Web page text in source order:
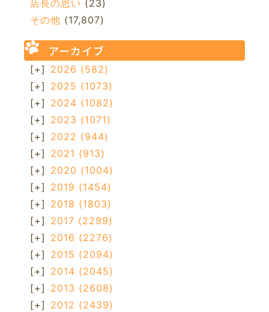
店長の思い (23)
その他 (17,807)
アーカイブ
[+] 2026 (582)
[+] 2025 (1073)
[+] 2024 (1082)
[+] 2023 (1071)
[+] 2022 (944)
[+] 2021 (913)
[+] 2020 (1004)
[+] 2019 (1454)
[+] 2018 (1803)
[+] 2017 (2299)
[+] 2016 (2276)
[+] 2015 (2094)
[+] 2014 (2045)
[+] 2013 (2608)
[+] 2012 (2439)